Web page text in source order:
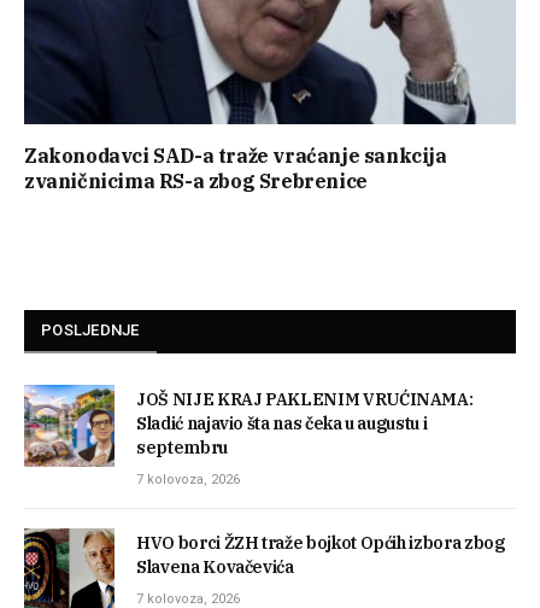
Zakonodavci SAD-a traže vraćanje sankcija
zvaničnicima RS-a zbog Srebrenice
POSLJEDNJE
JOŠ NIJE KRAJ PAKLENIM VRUĆINAMA:
Sladić najavio šta nas čeka u augustu i
septembru
7 kolovoza, 2026
HVO borci ŽZH traže bojkot Općih izbora zbog
Slavena Kovačevića
7 kolovoza, 2026